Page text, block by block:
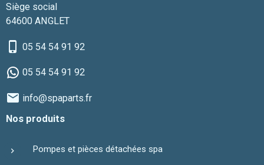
Siège social
64600 ANGLET
05 54 54 91 92
05 54 54 91 92
info@spaparts.fr
Nos produits
Pompes et pièces détachées spa